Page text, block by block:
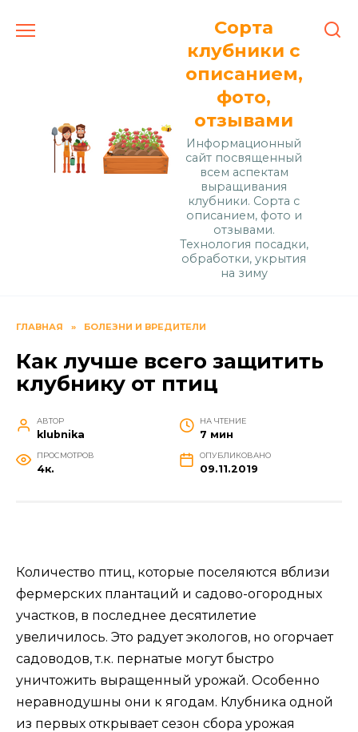
Сорта
клубники с
описанием,
фото,
отзывами
Информационный
сайт посвященный
всем аспектам
выращивания
клубники. Сорта с
описанием, фото и
отзывами.
Технология посадки,
обработки, укрытия
на зиму
ГЛАВНАЯ » БОЛЕЗНИ И ВРЕДИТЕЛИ
Как лучше всего защитить
клубнику от птиц
АВТОР
klubnika
НА ЧТЕНИЕ
7 мин
ПРОСМОТРОВ
4к.
ОПУБЛИКОВАНО
09.11.2019
Количество птиц, которые поселяются вблизи
фермерских плантаций и садово-огородных
участков, в последнее десятилетие
увеличилось. Это радует экологов, но огорчает
садоводов, т.к. пернатые могут быстро
уничтожить выращенный урожай. Особенно
неравнодушны они к ягодам. Клубника одной
из первых открывает сезон сбора урожая